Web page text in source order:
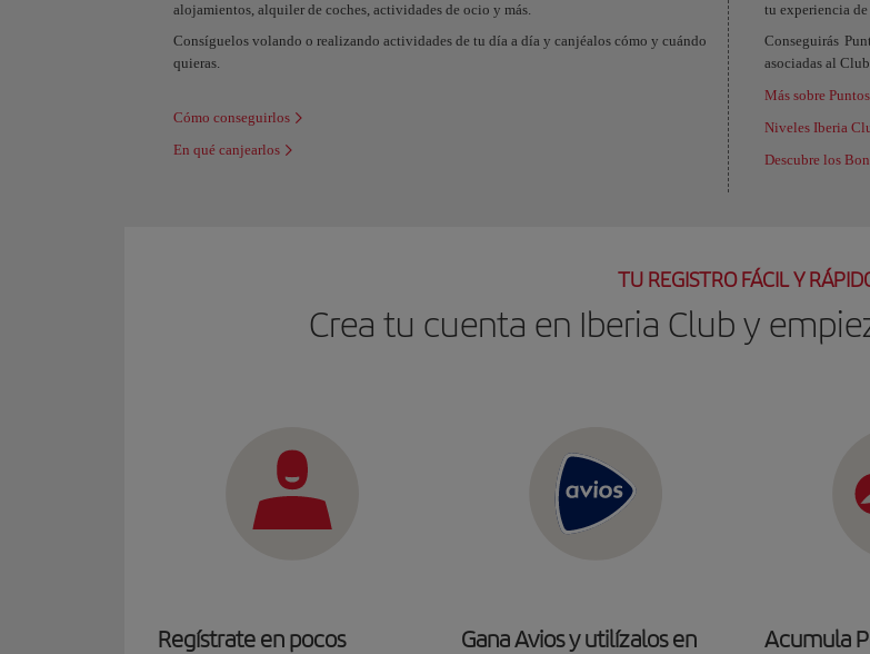
alojamientos, alquiler de coches, actividades de ocio y más.
Consíguelos volando o realizando actividades de tu día a día y canjéalos cómo y cuándo
quieras.
Cómo conseguirlos
En qué canjearlos
tu experiencia
Conseguirás
asociadas al
Más sobre
Niveles Iberia
Descubre los
TU REGISTRO FÁCIL Y
Crea tu cuenta en Iberia Club y
Regístrate en pocos
Gana Avios y utilízalos en
Acumula